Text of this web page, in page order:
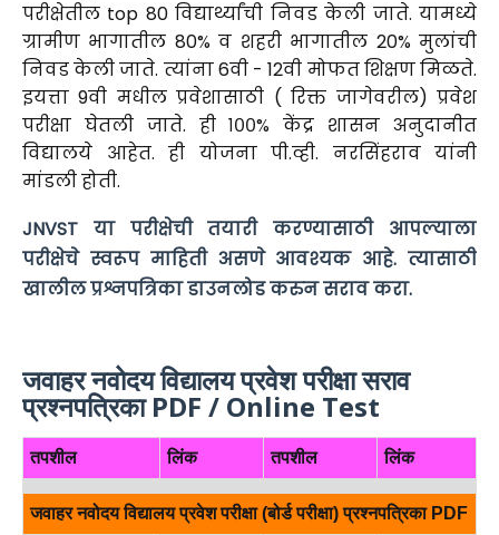
परीक्षेतील top 80 विद्यार्थ्यांची निवड केली जाते. यामध्ये
ग्रामीण भागातील 80% व शहरी भागातील 20% मुलांची
निवड केली जाते. त्यांना 6वी - 12वी मोफत शिक्षण मिळते.
इयत्ता 9वी मधील प्रवेशासाठी ( रिक्त जागेवरील) प्रवेश
परीक्षा घेतली जाते. ही १००% केंद्र शासन अनुदानीत
विद्यालये आहेत. ही योजना पी.व्ही. नरसिंहराव यांनी
मांडली होती.
JNVST या परीक्षेची तयारी करण्यासाठी आपल्याला
परीक्षेचे स्वरूप माहिती असणे आवश्यक आहे. त्यासाठी
खालील प्रश्नपत्रिका डाउनलोड करुन सराव करा.
जवाहर नवोदय विद्यालय प्रवेश परीक्षा सराव
प्रश्नपत्रिका PDF / Online Test
तपशील लिंक तपशील लिंक
जवाहर नवोदय विद्यालय प्रवेश परीक्षा (बोर्ड परीक्षा) प्रश्नपत्रिका PDF